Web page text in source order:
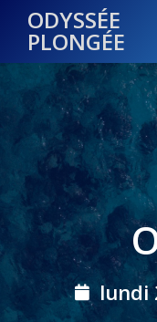
ODYSSÉE
PLONGÉE
lundi